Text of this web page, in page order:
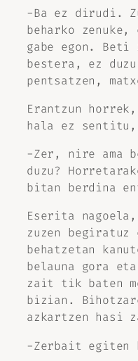
-Ba ez dirudi.
beharko
gabe egon.
bestera, ez
pentsatzen,
Erantzun
hala ez sentitu,
-Zer, nire ama
duzu?
bitan berdina
Eserita
zuzen begiratuz
behatzetan
belauna gora
zait tik baten
bizian.
azkartzen hasi
-Zerbait egiten